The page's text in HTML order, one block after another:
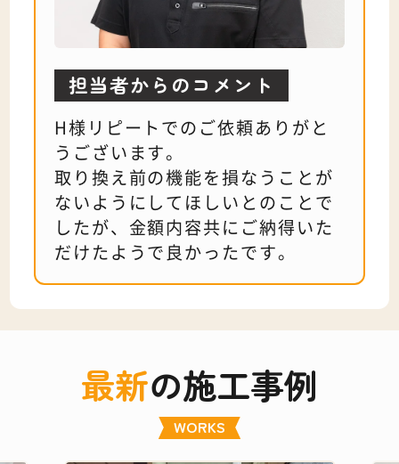
担当者からのコメント
H様リピートでのご依頼ありがと
うございます。
取り換え前の機能を損なうことが
ないようにしてほしいとのことで
したが、金額内容共にご納得いた
だけたようで良かったです。
最新の施工事例
WORKS